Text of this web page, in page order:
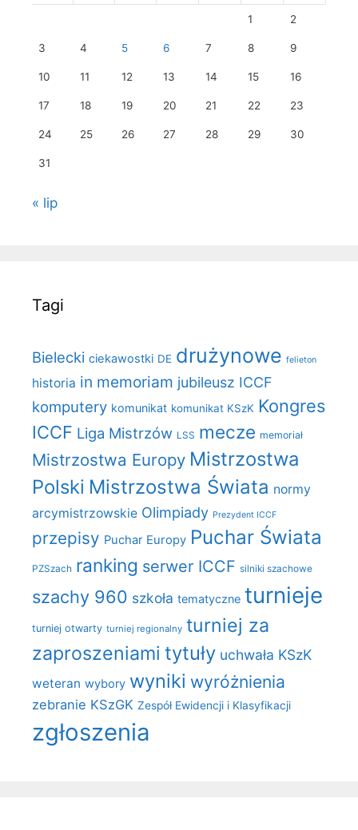
1 2
3 4 5 6 7 8 9
10 11 12 13 14 15 16
17 18 19 20 21 22 23
24 25 26 27 28 29 30
31
« lip
Tagi
Bielecki ciekawostki DE drużynowe felieton
historia in memoriam jubileusz ICCF
komputery komunikat komunikat KSzK Kongres
ICCF Liga Mistrzów LSS mecze memoriał
Mistrzostwa Europy Mistrzostwa
Polski Mistrzostwa Świata normy
arcymistrzowskie Olimpiady Prezydent ICCF
przepisy Puchar Europy Puchar Świata
PZSzach ranking serwer ICCF silniki szachowe
szachy 960 szkoła tematyczne turnieje
turniej otwarty turniej regionalny turniej za
zaproszeniami tytuły uchwała KSzK
weteran wybory wyniki wyróżnienia
zebranie KSzGK Zespół Ewidencji i Klasyfikacji
zgłoszenia